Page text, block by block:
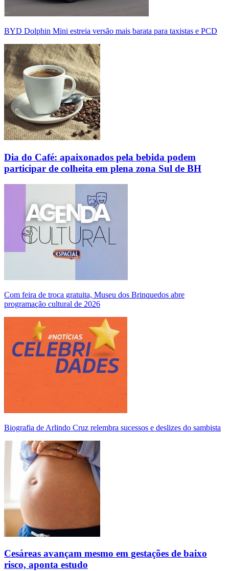
BYD Dolphin Mini estreia versão mais barata para taxistas e PCD
Dia do Café: apaixonados pela bebida podem
participar de colheita em plena zona Sul de BH
Com feira de troca gratuita, Museu dos Brinquedos abre
programação cultural de 2026
Biografia de Arlindo Cruz relembra sucessos e deslizes do sambista
Cesáreas avançam mesmo em gestações de baixo
risco, aponta estudo